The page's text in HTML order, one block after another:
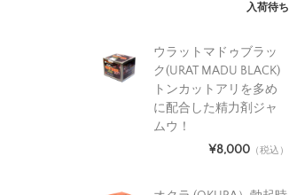
入荷待ち
ウラットマドゥブラッ
ク(URAT MADU BLACK)
トンカットアリを多め
に配合した精力剤ジャ
ムウ！
¥8,000 （税込）